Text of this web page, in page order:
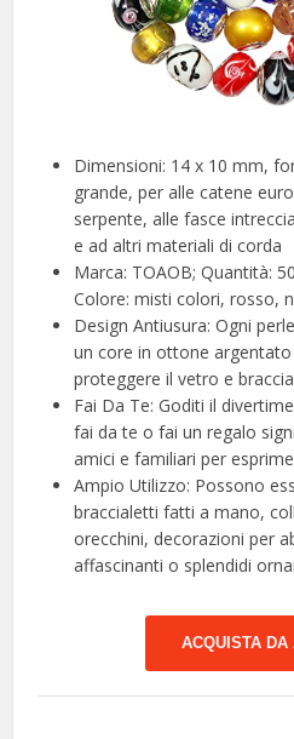
Dimensioni: 14 x 10 mm,
grande, per alle catene
serpente, alle fasce
e ad altri materiali di corda
Marca: TOAOB; Quantità:
Colore: misti colori, rosso,
Design Antiusura: Ogni
un core in ottone
proteggere il vetro e
Fai Da Te: Goditi il
fai da te o fai un regalo
amici e familiari per
Ampio Utilizzo: Possono
braccialetti fatti a mano,
orecchini, decorazioni per
affascinanti o splendidi
ACQUISTA DA